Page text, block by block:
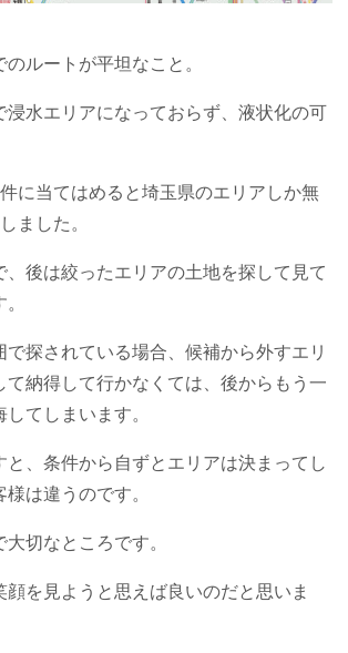
ルートが平坦なこと。
浸水エリアになっておらず、液状化の可
に当てはめると埼玉県のエリアしか無
ました。
、後は絞ったエリアの土地を探して見て
で探されている場合、候補から外すエリ
て納得して行かなくては、後からもう一
てしまいます。
と、条件から自ずとエリアは決まってし
は違うのです。
切なところです。
顔を見ようと思えば良いのだと思いま